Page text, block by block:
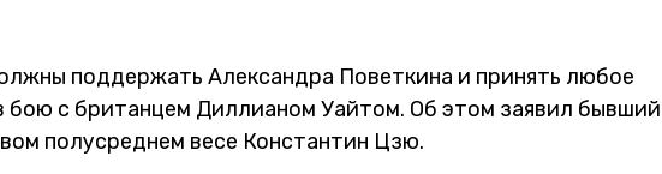
поддержать Александра Поветкина и принять любое
бою с британцем Диллианом Уайтом. Об этом заявил бывший
полусреднем весе Константин Цзю.